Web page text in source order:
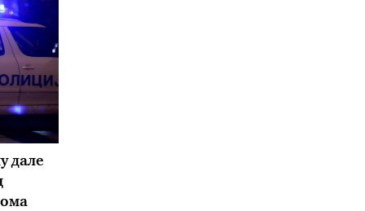
дале